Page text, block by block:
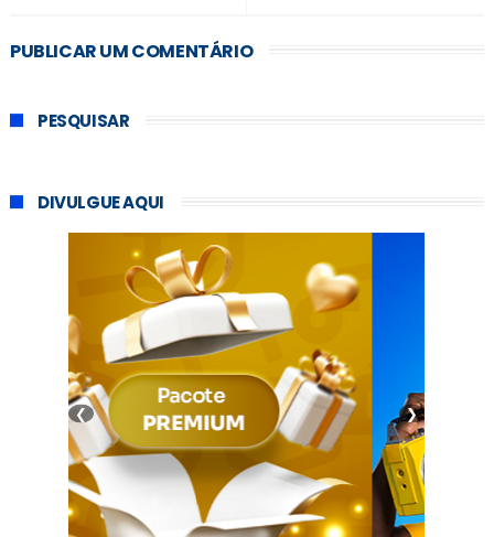
PUBLICAR UM COMENTÁRIO
PESQUISAR
DIVULGUE AQUI
❮ ❯